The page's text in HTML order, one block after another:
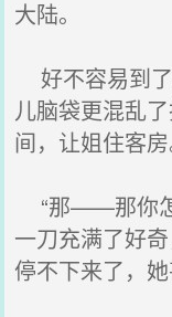
大陆。
好不容易到
儿脑袋更混乱
间，让姐住客房
“那——那你怎
一刀充满了好
停不下来了，